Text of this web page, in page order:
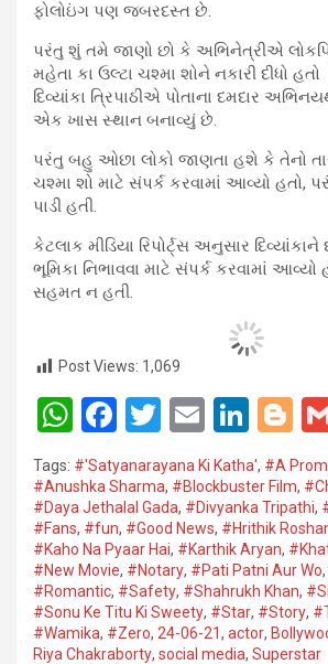
ફોલોઇંગ પણ જબરદસ્ત છે.
પરંતુ શું તમે જાણો છો કે અભિનેત્રીએ
મહેતા કા ઉલ્ટા ચશ્મા શોને નકારી દીધો હતો
દિવ્યાંકા ત્રિપાઠીએ પોતાના દમદાર
એક ખાસ સ્થાન બનાવ્યું છે.
પરંતુ બહુ ઓછા લોકો જાણતા હશે કે તેનો
ચશ્મા શો માટે સંપર્ક કરવામાં આવ્યો હતો,
પાડી હતી.
કેટલાક મીડિયા રિપોર્ટ્સ અનુસાર
ભૂમિકા નિભાવવા માટે સંપર્ક કરવામાં આવ્યો
સહમત ન હતી.
Post Views: 1,069
W
h
at
s
A
p
p
F
ce
b
o
o
k
T
tt
er
E
m
ail
Li
n
ke
dI
n
Bl
o
g
g
er
Tags: #'Satyanarayana Ki Katha', #A
#Anushka Sharma, #Blockbuster Film,
#Daya Jethalal Gada, #Divyanka Tripathi,
#Fans, #fun, #Good News, #Hrithik
#Kaho Na Pyaar Hai, #Karthik Aryan,
#New Movie, #Notary, #Pati Patni Aur Wo,
#Romantic, #Safety, #Shahrukh Khan,
#Sonu Ke Titu Ki Sweety, #Star, #Story,
#Wamika, #Zero, 24-06-21, actor,
Riya Chakraborty, social media, Superstar